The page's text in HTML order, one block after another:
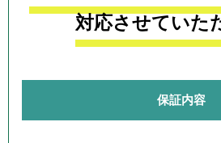
対応させていた
保証内容